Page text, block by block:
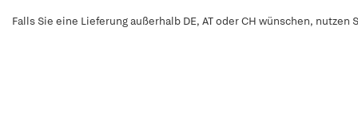
Falls Sie eine Lieferung außerhalb DE, AT oder CH wünschen,